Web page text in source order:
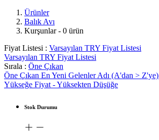
Ürünler
Balık Avı
Kurşunlar- 0 ürün
Fiyat Listesi : Varsayılan TRY Fiyat Listesi
Varsayılan TRY Fiyat Listesi
Sırala : Öne Çıkan
Öne Çıkan En Yeni Gelenler Adı (A'dan > Z'ye)
Yükseğe Fiyat - Yüksekten Düşüğe
Stok Durumu